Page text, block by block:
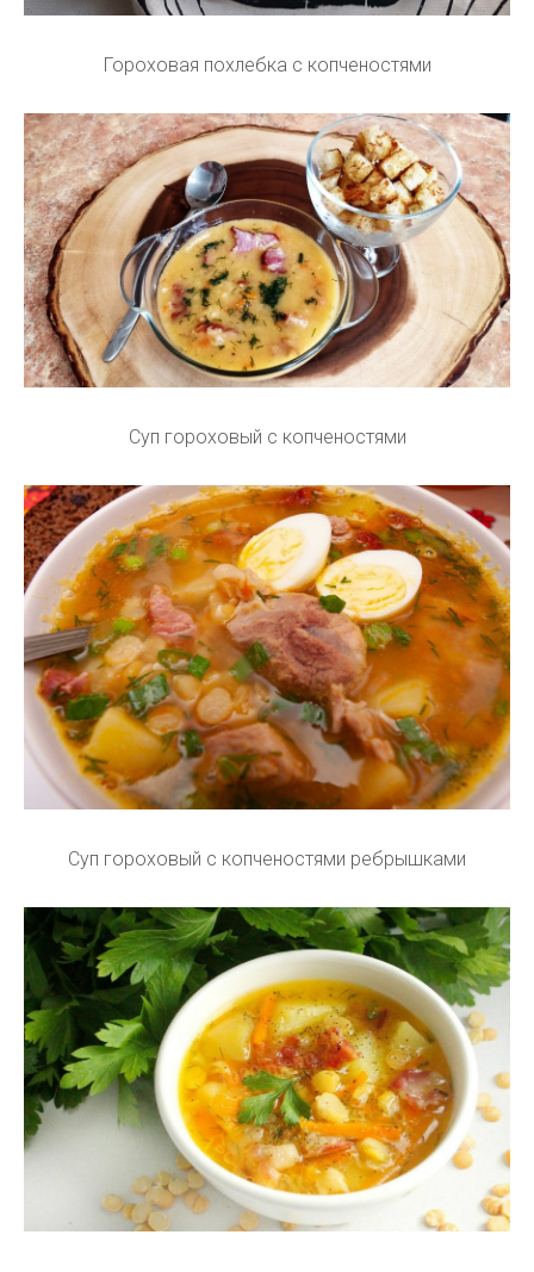
Гороховая похлебка с копченостями
Суп гороховый с копченостями
Суп гороховый с копченостями ребрышками